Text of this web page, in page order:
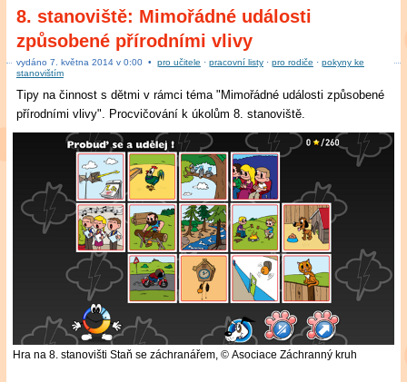
8. stanoviště: Mimořádné události
způsobené přírodními vlivy
vydáno 7 května 2014 v 0:00• pro učitele · pracovní listy· pro rodiče · pokyny ke
stanovištím
Tipy na činnost s dětmi v rámci téma "Mimořádné události způsobené
přírodními vlivy". Procvičování k úkolům 8. stanoviště.
Hra na 8. stanovišti Staň se záchranářem,© Asociace Záchranný kruh